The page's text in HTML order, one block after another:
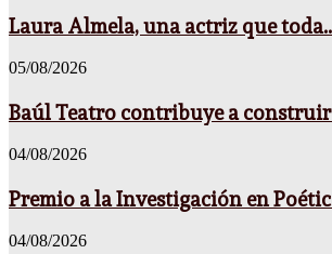
Laura Almela, una actriz que
05/08/2026
Baúl Teatro contribuye a construir
04/08/2026
Premio a la Investigación en
04/08/2026